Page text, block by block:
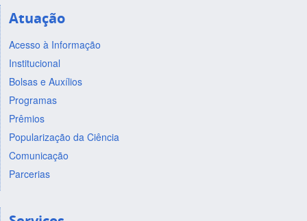
Atuação
Acesso à Informação
Institucional
Bolsas e Auxílios
Programas
Prêmios
Popularização da Ciência
Comunicação
Parcerias